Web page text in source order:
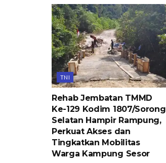
TNI
Rehab Jembatan TMMD
Ke-129 Kodim 1807/Sorong
Selatan Hampir Rampung,
Perkuat Akses dan
Tingkatkan Mobilitas
Warga Kampung Sesor